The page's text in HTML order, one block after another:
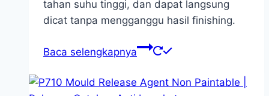
tahan suhu tinggi, dan dapat langsung
dicat tanpa mengganggu hasil finishing.
Baca selengkapnya